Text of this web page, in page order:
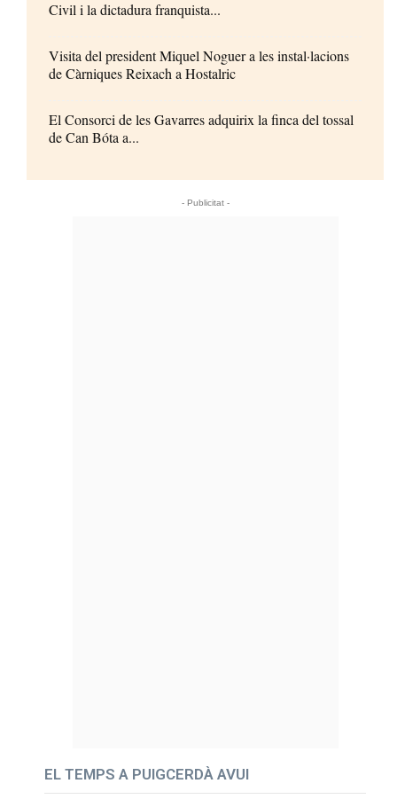
Civil i la dictadura franquista...
Visita del president Miquel Noguer a les instal·lacions
de Càrniques Reixach a Hostalric
El Consorci de les Gavarres adquirix la finca del tossal
de Can Bóta a...
- Publicitat -
EL TEMPS A PUIGCERDÀ AVUI